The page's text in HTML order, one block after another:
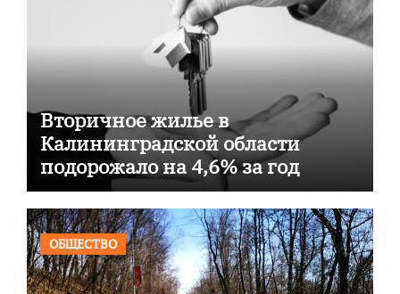
Вторичное жилье в
Калининградской области
подорожало на 4,6% за год
ОБЩЕСТВО